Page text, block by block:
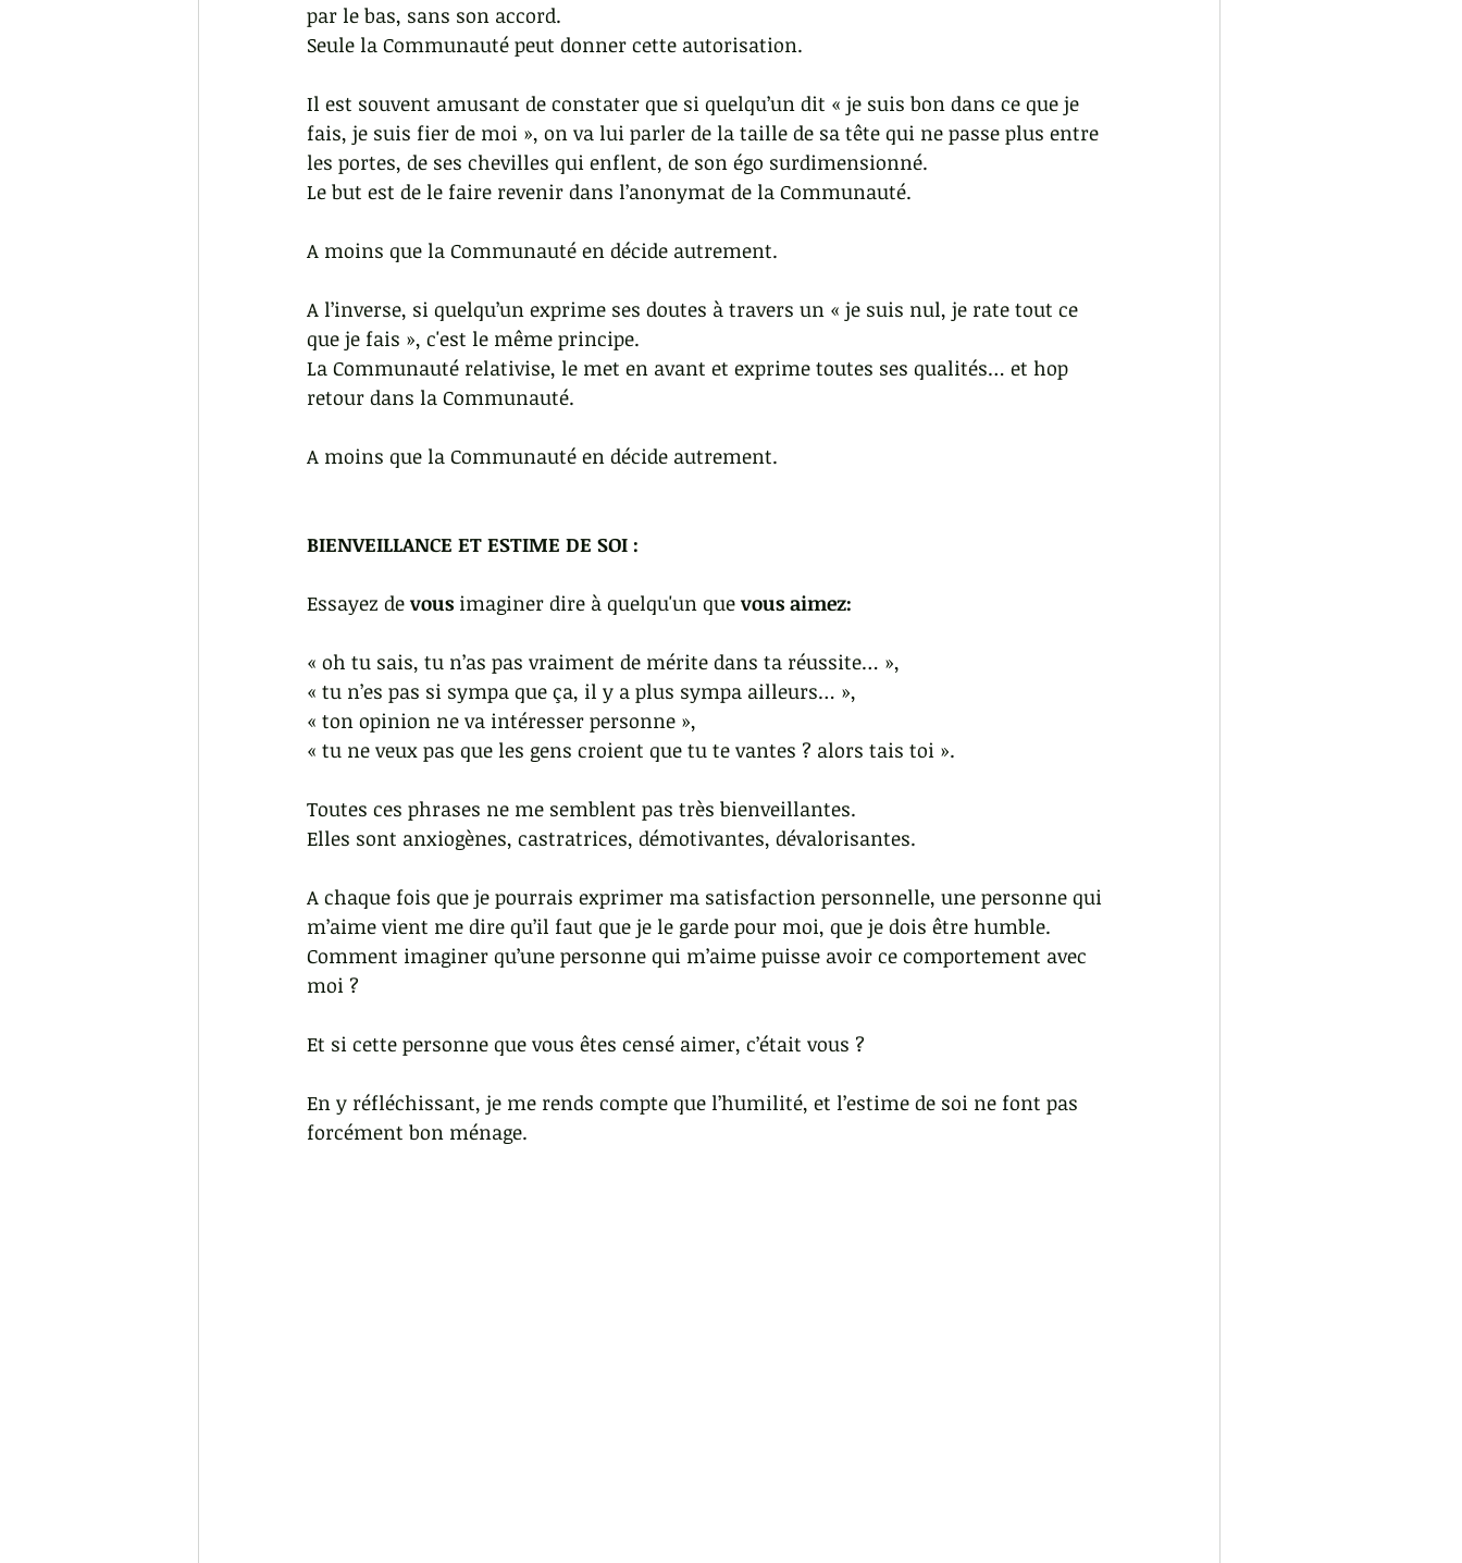
par le bas, sans son accord.
Seule la Communauté peut donner cette autorisation.
Il est souvent amusant de constater que si quelqu’un dit « je suis bon dans ce que je
fais, je suis fier de moi », on va lui parler de la taille de sa tête qui ne passe plus entre
les portes, de ses chevilles qui enflent, de son égo surdimensionné.
Le but est de le faire revenir dans l’anonymat de la Communauté.
A moins que la Communauté en décide autrement.
A l’inverse, si quelqu’un exprime ses doutes à travers un « je suis nul, je rate tout ce
que je fais », c'est le même principe.
La Communauté relativise, le met en avant et exprime toutes ses qualités… et hop
retour dans la Communauté.
A moins que la Communauté en décide autrement.
BIENVEILLANCE ET ESTIME DE SOI :
Essayez de vous imaginer dire à quelqu'un que vous aimez:
« oh tu sais, tu n’as pas vraiment de mérite dans ta réussite… »,
« tu n’es pas si sympa que ça, il y a plus sympa ailleurs… »,
« ton opinion ne va intéresser personne »,
« tu ne veux pas que les gens croient que tu te vantes ? alors tais toi ».
Toutes ces phrases ne me semblent pas très bienveillantes.
Elles sont anxiogènes, castratrices, démotivantes, dévalorisantes.
A chaque fois que je pourrais exprimer ma satisfaction personnelle, une personne qui
m’aime vient me dire qu’il faut que je le garde pour moi, que je dois être humble.
Comment imaginer qu’une personne qui m’aime puisse avoir ce comportement avec
moi ?
Et si cette personne que vous êtes censé aimer, c’était vous ?
En y réfléchissant, je me rends compte que l’humilité, et l’estime de soi ne font pas
forcément bon ménage.